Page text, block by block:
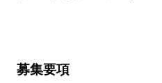
募集要項